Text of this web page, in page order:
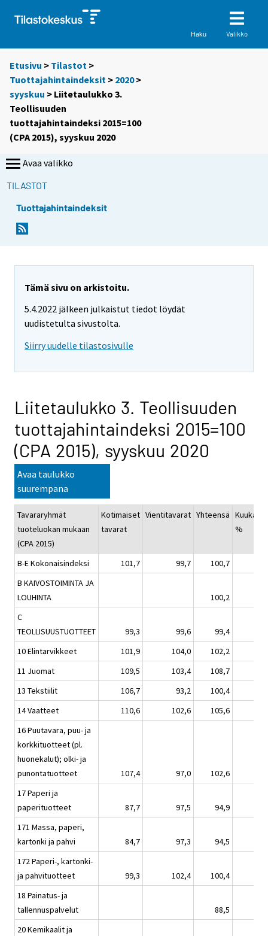
Haku Valikko
Etusivu > Tilastot >
Tuottajahintaindeksit > 2020>
syyskuu > Liitetaulukko 3.
Teollisuuden
tuottajahintaindeksi 2015=100
(CPA 2015), syyskuu 2020
Avaa valikko
TILASTOT
Tuottajahintaindeksit
Tämä sivu on arkistoitu.
5.4.2022 jälkeen julkaistut tiedot löydät
uudistetulta sivustolta.
Siirry uudelle tilastosivulle
Liitetaulukko 3. Teollisuuden
tuottajahintaindeksi 2015=100
(CPA 2015), syyskuu 2020
Avaa taulukko
suurempana
Tavararyhmät
tuoteluokan mukaan
(CPA 2015)
Kotimaiset
tavarat
Vientitavarat Yhteensä
%
B-E Kokonaisindeksi 101,7 99,7
100,7
B KAIVOSTOIMINTA JA
LOUHINTA
100,2
C
TEOLLISUUSTUOTTEET
99,3 99,6
99,4
10 Elintarvikkeet
101,9 104,0
102,2
11 Juomat
109,5 103,4
108,7
13 Tekstiilit
106,7 93,2
100,4
14 Vaatteet
110,6 102,6
105,6
16 Puutavara, puu- ja
korkkituotteet (pl.
huonekalut); olki- ja
punontatuotteet
107,4 97,0
102,6
17 Paperi ja
paperituotteet
87,7 97,5
94,9
171 Massa, paperi,
kartonki ja pahvi
84,7 97,3
94,5
172 Paperi-, kartonki-
ja pahvituotteet
99,3 102,4
100,4
18 Painatus- ja
tallennuspalvelut
88,5
20 Kemikaalit ja